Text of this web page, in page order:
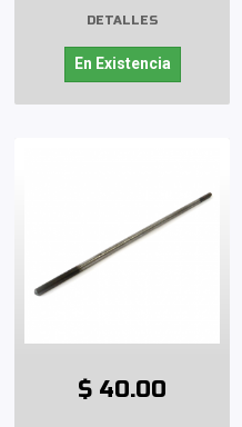
DETALLES
En Existencia
$ 40.00